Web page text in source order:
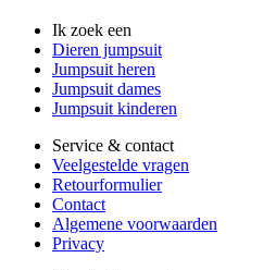
Ik zoek een
Dieren jumpsuit
Jumpsuit heren
Jumpsuit dames
Jumpsuit kinderen
Service & contact
Veelgestelde vragen
Retourformulier
Contact
Algemene voorwaarden
Privacy